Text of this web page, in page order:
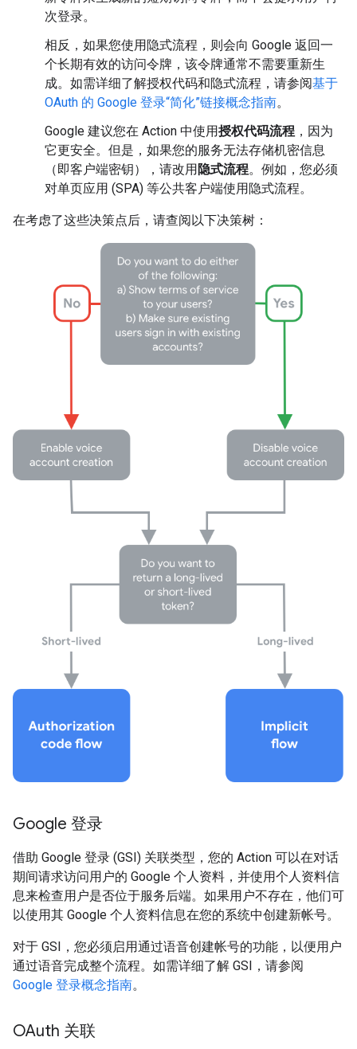
次登录。
相反，如果您使用隐式流程，则会向 Google 返回一
个长期有效的访问令牌，该令牌通常不需要重新生
成。如需详细了解授权代码和隐式流程，请参阅基于
OAuth 的 Google 登录“简化”链接概念指南。
Google 建议您在 Action 中使用授权代码流程 ，因为
它更安全。但是，如果您的服务无法存储机密信息
（即客户端密钥），请改用 隐式流程。例如，您必须
对单页应用 (SPA) 等公共客户端使用隐式流程。
在考虑了这些决策点后，请查阅以下决策树：
Google 登录
借助 Google 登录 (GSI) 关联类型，您的 Action 可以在对话
期间请求访问用户的 Google 个人资料，并使用个人资料信
息来检查用户是否位于服务后端。如果用户不存在，他们可
以使用其 Google 个人资料信息在您的系统中创建新帐号。
对于 GSI，您必须启用通过语音创建帐号的功能，以便用户
通过语音完成整个流程。如需详细了解 GSI，请参阅
Google 登录概念指南。
OAuth 关联